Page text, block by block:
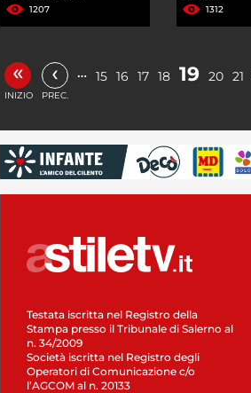
1207 1312
«
INIZIO
‹
PREC.
… 15 16 17 18 19 20 21
Testata iscritta nel Registro della
Stampa presso il Tribunale di Salerno al
n. 34/2009
Società iscritta nel Registro degli
Operatori di Comunicazione c/o
l’AGCOM al n. 20133